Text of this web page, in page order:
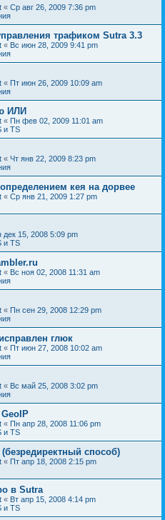
« Ср авг 26, 2009 7:36 pm
трафиком Sutra 3.3
« Вс июн 28, 2009 9:41 pm
« Пт июн 26, 2009 10:09 am
ИЛИ
« Пн фев 02, 2009 11:01 am
и TS
« Чт янв 22, 2009 8:23 pm
кея на дорвее
« Ср янв 21, 2009 1:27 pm
дек 15, 2008 5:09 pm
и TS
« Вс ноя 02, 2008 11:31 am
« Пн сен 29, 2008 12:29 pm
глюк
« Пт июн 27, 2008 10:02 am
« Вс май 25, 2008 3:02 pm
« Пн апр 28, 2008 11:06 pm
и TS
способ)
« Пт апр 18, 2008 2:15 pm
в Sutra
« Вт апр 15, 2008 4:14 pm
и TS